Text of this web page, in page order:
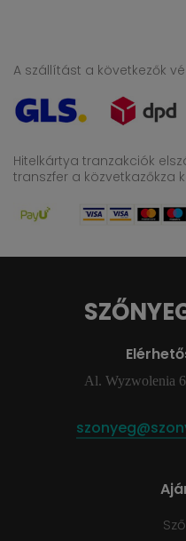
A szállítást a következők
Hitelkártya tranzakciók
transzfer a közvetkazőkza
Al. Wyzwolenia